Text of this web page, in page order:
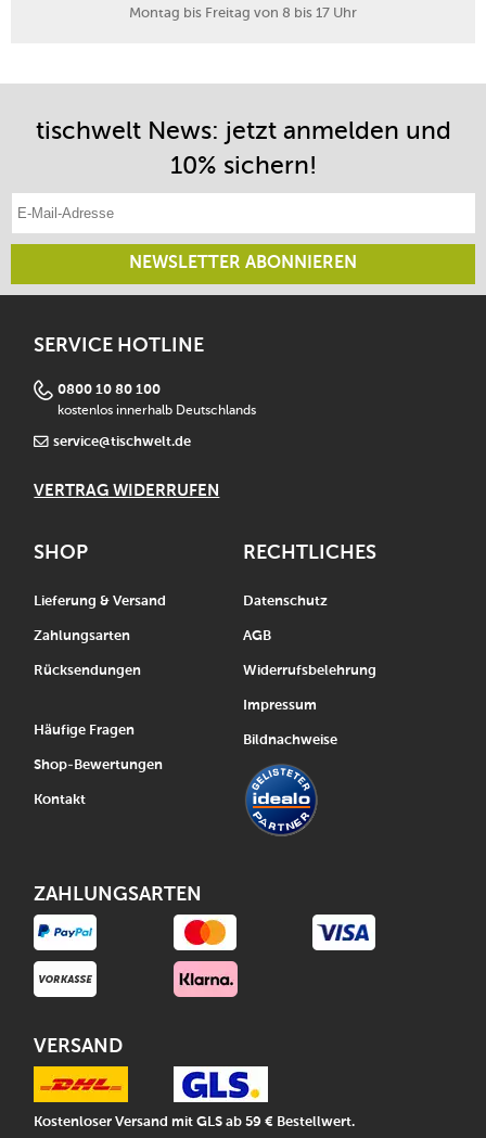
Montag bis Freitag von 8 bis 17 Uhr
tischwelt News: jetzt anmelden und
10% sichern!
NEWSLETTER ABONNIEREN
SERVICE HOTLINE
0800 10 80 100
kostenlos innerhalb Deutschlands
service@tischwelt.de
VERTRAG WIDERRUFEN
SHOP
Lieferung & Versand
Zahlungsarten
Rücksendungen
Häufige Fragen
Shop-Bewertungen
Kontakt
RECHTLICHES
Datenschutz
AGB
Widerrufsbelehrung
Impressum
Bildnachweise
ZAHLUNGSARTEN
VERSAND
Kostenloser Versand mit GLS ab 59 € Bestellwert.